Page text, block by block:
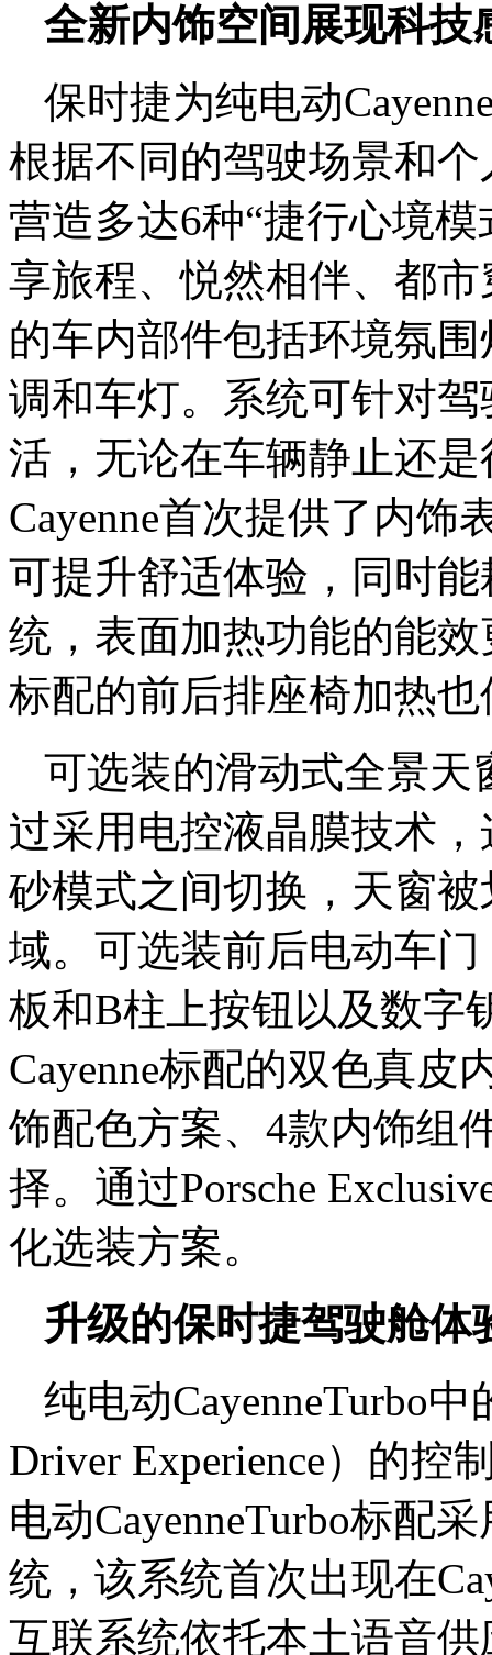
全新内饰空间展现科技
保时捷为纯电动
根据不同的驾驶场景和
营造多达6种“捷行心境
享旅程、悦然相伴、都
的车内部件包括环境氛
调和车灯。系统可针对
活，无论在车辆静止还
Cayenne首次提供了内饰
可提升舒适体验，同时
统，表面加热功能的能
标配的前后排座椅加热
可选装的滑动式全景天
过采用电控液晶膜技术
砂模式之间切换，天窗
域。可选装前后电动车
板和B柱上按钮以及数字
Cayenne标配的双色真皮
饰配色方案、4款内饰组
择。通过Porsche
化选装方案。
升级的保时捷驾驶舱
纯电动CayenneTurbo
Driver Experience）的控
电动CayenneTurbo标配
统，该系统首次出现在
互联系统依托本土语音